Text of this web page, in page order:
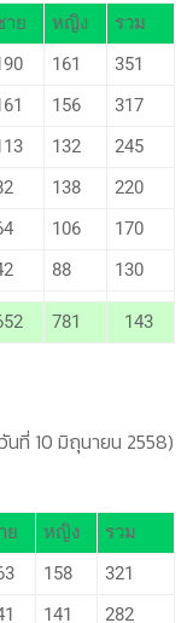
าย หญิง
รวม
161
351
156
317
132
245
138
220
106
170
88 130
781 143
ที่ 10 มิถุนายน 2558)
ย หญิง
รวม
158
321
141 282